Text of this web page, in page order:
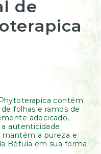
de
contém
folhas e ramos de
adocicado,
autenticidade
mantém a pureza e
Bétula em sua forma